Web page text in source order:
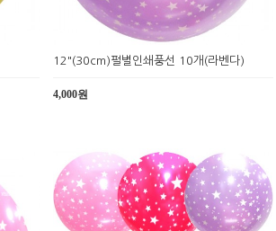
12"(30cm)펄별인쇄풍선 10개(라벤다)
4,000원